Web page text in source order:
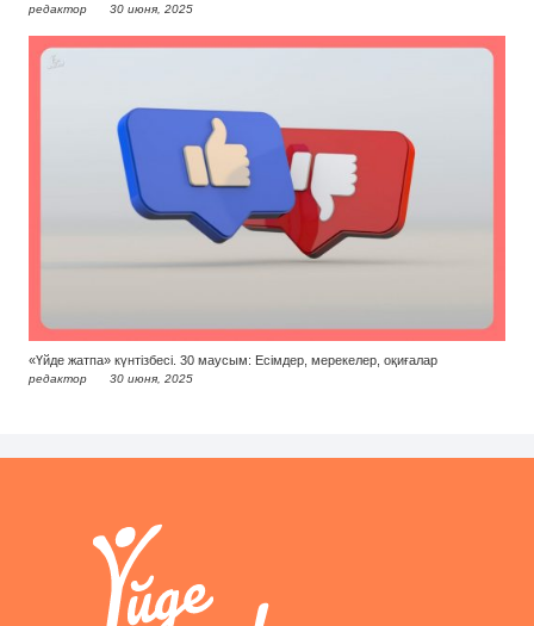
редактор 30 июня, 2025
«Үйде жатпа» күнтізбесі. 30 маусым: Есімдер, мерекелер, оқиғалар
редактор 30 июня, 2025